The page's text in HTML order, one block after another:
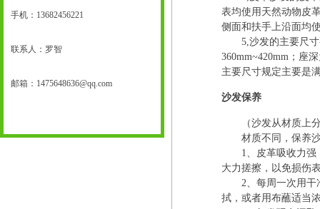
手机： 13682456221
联系人：罗智
邮箱： 1475648636@qq.com
表均使用天然动物皮
侧面和扶手上沿面均
5,沙发的主要尺寸
360mm~420mm；座
主要尺寸规定主要是
沙发保养
（沙发从材质上分
材质不同，保养沙
1、皮革吸收力强，
大力搓擦，以免损伤
2、每周一次用干净
拭，或者用布蘸适当